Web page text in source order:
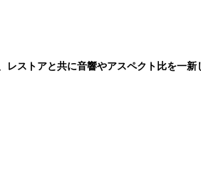
ストアと共に音響やアスペクト比を一